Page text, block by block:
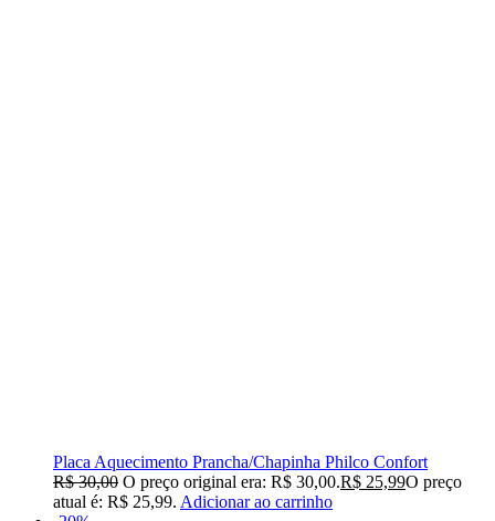
Placa Aquecimento Prancha/Chapinha Philco Confort
R$30,00 O preço original era: R$ 30,00.R$ 25,99O preço
atual é: R$ 25,99. Adicionar ao carrinho